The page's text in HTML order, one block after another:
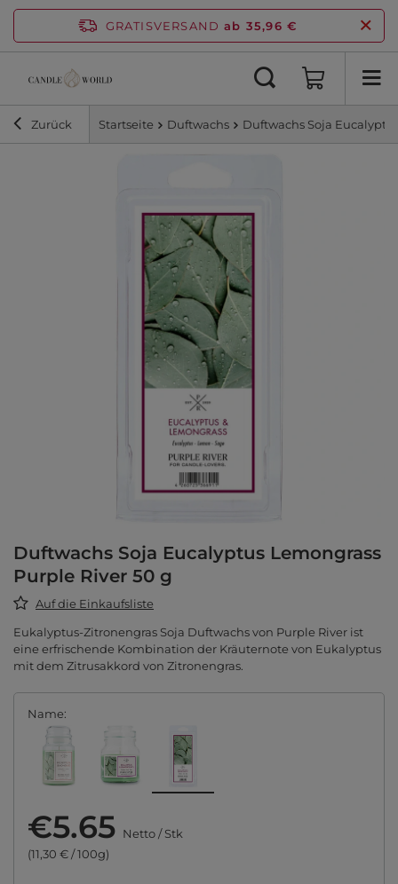
GRATISVERSAND ab 35,96 €
Zurück Startseite Duftwachs Duftwachs Soja
Duftwachs Soja Eucalyptus Lemongrass
Purple River 50 g
Auf die Einkaufsliste
Eukalyptus-Zitronengras Soja Duftwachs von Purple River ist
eine erfrischende Kombination der Kräuternote von Eukalyptus
mit dem Zitrusakkord von Zitronengras.
Name
€5.65 Netto/Stk
(11,30 € / 100g)